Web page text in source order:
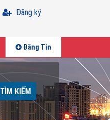
Đăng ký
Đăng Tin
TÌM KIẾM